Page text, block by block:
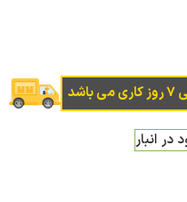
در انبار